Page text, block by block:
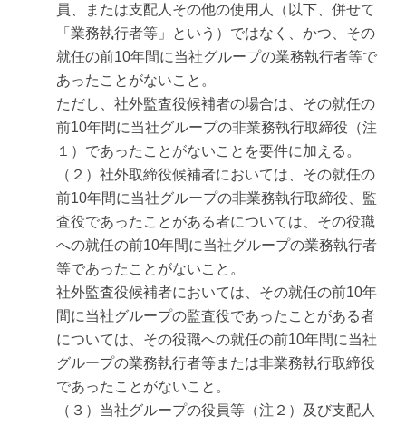
員、または支配人その他の使用人（以下、併せて
「業務執行者等」という）ではなく、かつ、その
就任の前10年間に当社グループの業務執行者等で
あったことがないこと。
ただし、社外監査役候補者の場合は、その就任の
前10年間に当社グループの非業務執行取締役（注
１）であったことがないことを要件に加える。
（２）社外取締役候補者においては、その就任の
前10年間に当社グループの非業務執行取締役、監
査役であったことがある者については、その役職
への就任の前10年間に当社グループの業務執行者
等であったことがないこと。
社外監査役候補者においては、その就任の前10年
間に当社グループの監査役であったことがある者
については、その役職への就任の前10年間に当社
グループの業務執行者等または非業務執行取締役
であったことがないこと。
（３）当社グループの役員等（注２）及び支配人